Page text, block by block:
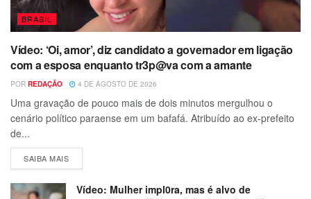
BRASIL
Vídeo: ‘Oi, amor’, diz candidato a governador em ligação
com a esposa enquanto tr3p@va com a amante
POR REDAÇÃO 4 DE AGOSTO DE 2026
Uma gravação de pouco mais de dois minutos mergulhou o
cenário político paraense em um bafafá. Atribuído ao ex-prefeito
de...
SAIBA MAIS
Vídeo: Mulher impl0ra, mas é alvo de